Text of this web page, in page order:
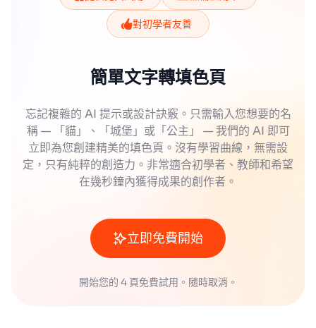
對初學者友善
簡單文字轉填色頁
忘記複雜的 AI 提示或設計訣竅。只需輸入您想要的名
稱 — 「貓」、「城堡」或「公主」 — 我們的 AI 即可
立即為您創建精美的填色頁。沒有學習曲線，無需設
定，只有純粹的創造力。非常適合初學者、教師和希望
在幾秒鐘內獲得成果的創作者。
立即免費開始
開始您的 4 頁免費試用。隨時取消。